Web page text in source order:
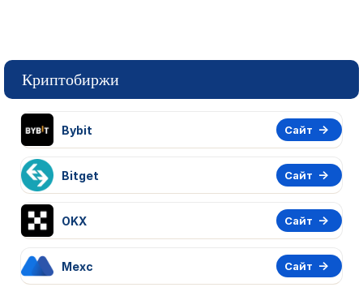
Криптобиржи
Bybit Сайт
Bitget Сайт
OKX Сайт
Mexc Сайт